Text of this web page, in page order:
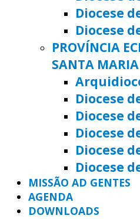
Diocese
Diocese
PROVÍNCIA
SANTA MARIA
Diocese
Diocese
Diocese
Diocese
Diocese
MISSÃO AD GENTES
AGENDA
DOWNLOADS